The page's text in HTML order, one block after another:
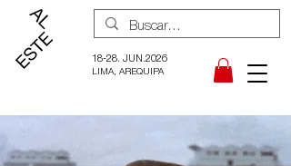
18-28. JUN.2026
LIMA, AREQUIPA